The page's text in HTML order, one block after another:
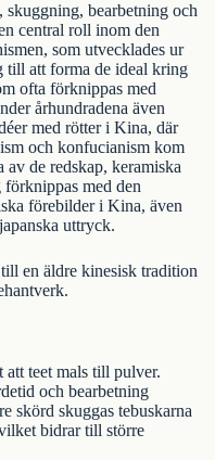
bearbetning och
central roll inom den
som utvecklades ur
till att forma de ideal kring
ofta förknippas med
århundradena även
med rötter i Kina, där
och konfucianism kom
de redskap, keramiska
med den
förebilder i Kina, även
uttryck.
en äldre kinesisk tradition
att teet mals till pulver.
och bearbetning
skörd skuggas tebuskarna
bidrar till större